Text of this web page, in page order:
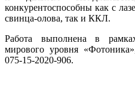
конкурентоспособны как с
свинца-олова, так и ККЛ.
Работа выполнена в
мирового уровня
075-15-2020-906.